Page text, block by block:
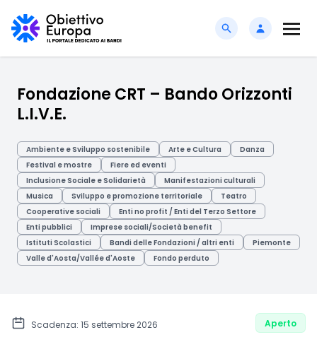
Fondazione CRT – Bando Orizzonti
L.I.V.E.
Ambiente e Sviluppo sostenibile Arte e Cultura
Danza
Festival e mostre
Fiere ed eventi
Inclusione Sociale e Solidarietà
Manifestazioni culturali
Musica
Sviluppo e promozione territoriale
Teatro
Cooperative sociali
Enti no profit / Enti del Terzo Settore
Enti pubblici
Imprese sociali/Società benefit
Istituti Scolastici
Bandi delle Fondazioni / altri enti
Piemonte
Valle d'Aosta/Vallée d'Aoste
Fondo perduto
Scadenza: 15 settembre 2026 Aperto